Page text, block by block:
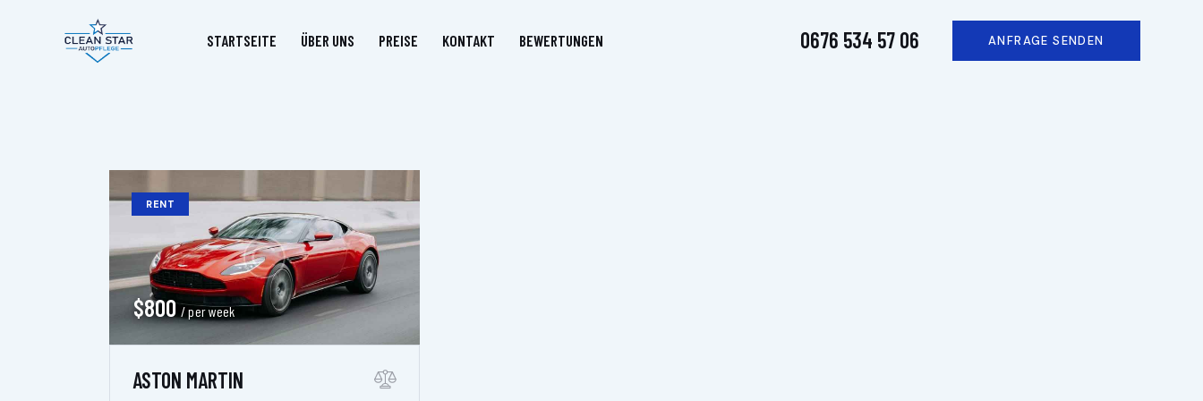
STARTSEITE ÜBER UNS PREISE KONTAKT BEWERTUNGEN 0676 534 57 06 ANFRAGE SENDEN
RENT
$800 / per week
ASTON MARTIN